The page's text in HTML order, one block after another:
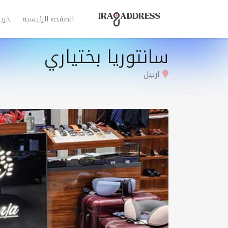
الصفحة الرئيسية
سانتوریا بختیاري
اربيل